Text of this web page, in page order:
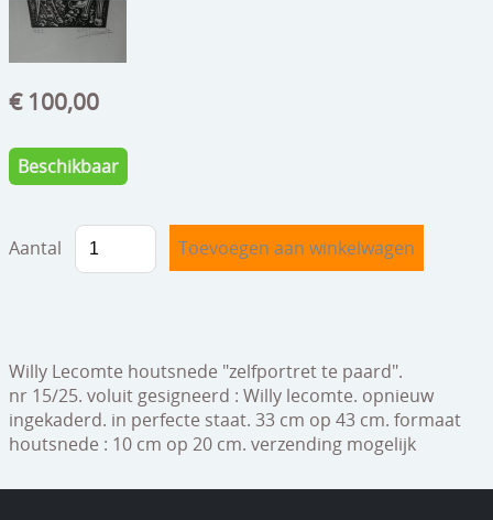
zilverwerk
klokken
tapijten
boeken
geschenkcheques
€ 100,00
Beschikbaar
Aantal
Willy Lecomte houtsnede "zelfportret te paard".
nr 15/25. voluit gesigneerd : Willy lecomte. opnieuw
ingekaderd. in perfecte staat. 33 cm op 43 cm. formaat
houtsnede : 10 cm op 20 cm. verzending mogelijk